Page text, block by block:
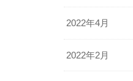
2022年4月
2022年2月